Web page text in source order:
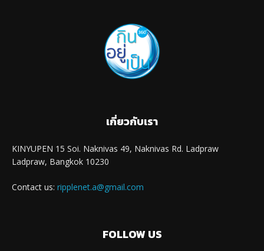
เกี่ยวกับเรา
KINYUPEN 15 Soi. Naknivas 49, Naknivas Rd. Ladpraw
Ladpraw, Bangkok 10230
Contact us: ripplenet.a@gmail.com
FOLLOW US